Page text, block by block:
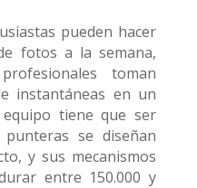
pueden hacer
fotos a la semana,
toman
instantáneas en un
tiene que ser
se diseñan
y sus mecanismos
entre 150.000 y